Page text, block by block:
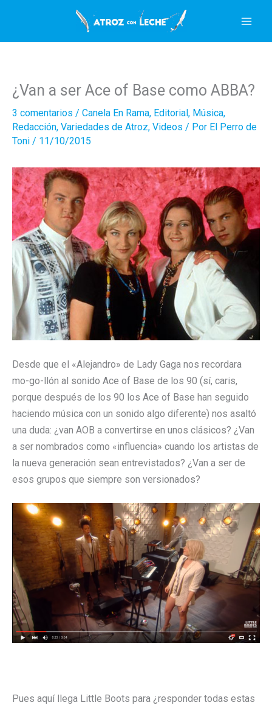
contenido
¿Van a ser Ace of Base como ABBA?
3 comentarios / Canela En Rama, Editorial, Música,
Redacción, Variedades de Atroz, Videos / Por El Perro de
Toni / 11/10/2015
Desde que el «Alejandro» de Lady Gaga nos recordara
mo-go-llón al sonido Ace of Base de los 90 (sí, caris,
porque después de los 90 los Ace of Base han seguido
haciendo música con un sonido algo diferente) nos asaltó
una duda: ¿van AOB a convertirse en unos clásicos? ¿Van
a ser nombrados como «influencia» cuando los artistas de
la nueva generación sean entrevistados? ¿Van a ser de
esos grupos que siempre son versionados?
Pues aquí llega Little Boots para ¿responder todas estas